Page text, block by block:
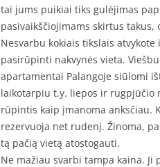
tai jums puikiai tiks gulėjimas
pasivaikščiojimams skirtus
Nesvarbu kokiais tikslais
pasirūpinti nakvynės vieta.
apartamentai Palangoje siūlomi
laikotarpiu t.y. liepos ir rugpjūčio
rūpintis kaip įmanoma anksčiau.
rezervuoja net rudenį. Žinoma,
tą pačią vietą atostogauti.
Ne mažiau svarbi tampa kaina.